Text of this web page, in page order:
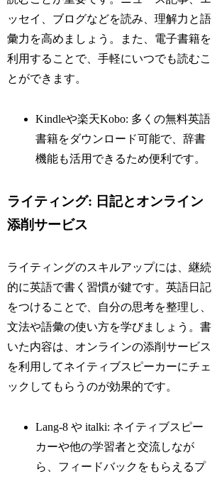
ッセイ、ブログなどを読み、理解力と語
彙力を高めましょう。また、電子書籍を
利用することで、手軽にいつでも読むこ
とができます。
Kindleや楽天Kobo: 多くの無料英語
書籍をダウンロード可能で、辞書
機能も活用できるため便利です。
ライティング: 日記とオンライン
添削サービス
ライティングのスキルアップには、継続
的に英語で書く習慣が鍵です。英語日記
をつけることで、自分の思考を整理し、
文法や語彙の使い方を学びましょう。書
いた内容は、オンラインの添削サービス
を利用してネイティブスピーカーにチェ
ックしてもらうのが効果的です。
Lang-8 や italki: ネイティブスピー
カーや他の学習者と交流しなが
ら、フィードバックをもらえるプ